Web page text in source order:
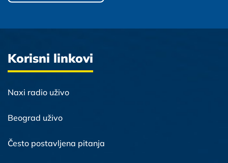
Korisni linkovi
Naxi radio uživo
Beograd uživo
Često postavljena pitanja